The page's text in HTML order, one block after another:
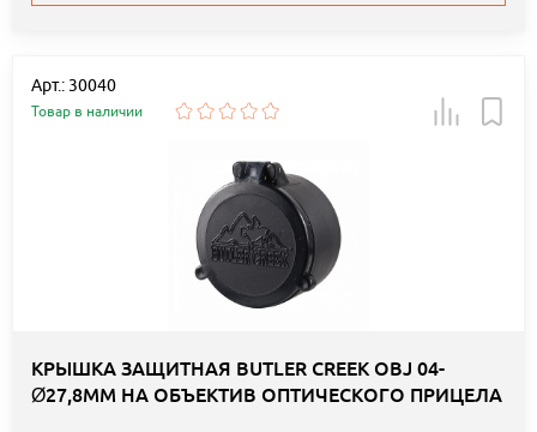
Арт.: 30040
Товар в наличии
КРЫШКА ЗАЩИТНАЯ BUTLER CREEK OBJ 04-
Ø27,8ММ НА ОБЪЕКТИВ ОПТИЧЕСКОГО ПРИЦЕЛА